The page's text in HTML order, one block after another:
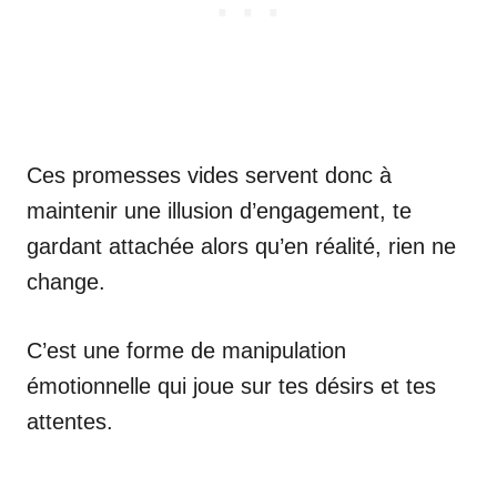
Ces promesses vides servent donc à
maintenir une illusion d’engagement, te
gardant attachée alors qu’en réalité, rien ne
change.
C’est une forme de manipulation
émotionnelle qui joue sur tes désirs et tes
attentes.